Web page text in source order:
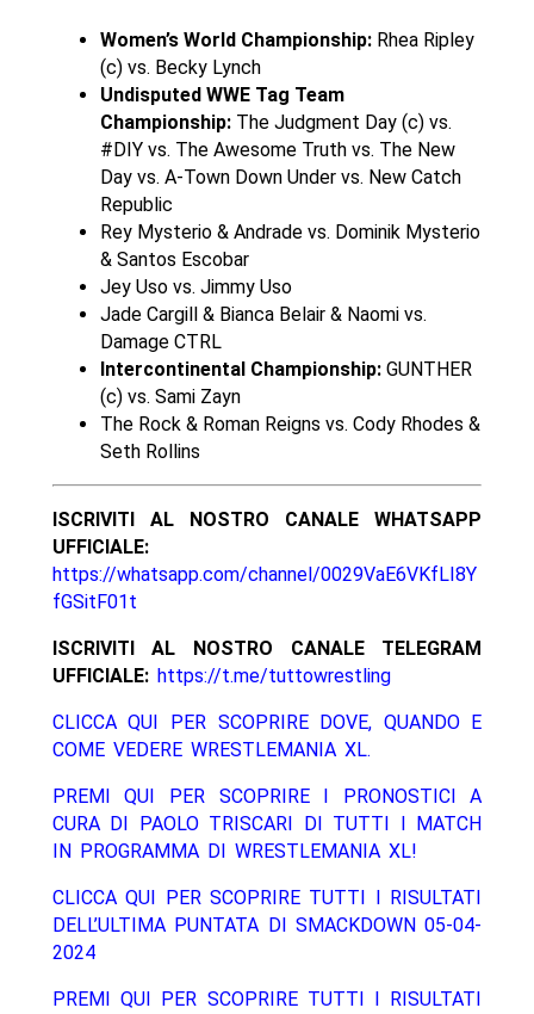
Women’s World Championship:Rhea Ripley
(c) vs. Becky Lynch
Undisputed WWE Tag Team
Championship: The Judgment Day (c) vs.
#DIY vs. The Awesome Truth vs. The New
Day vs. A-Town Down Under vs. New Catch
Republic
Rey Mysterio & Andrade vs. Dominik Mysterio
& Santos Escobar
Jey Uso vs. Jimmy Uso
Jade Cargill & Bianca Belair & Naomi vs.
Damage CTRL
Intercontinental Championship:GUNTHER
(c) vs. Sami Zayn
The Rock & Roman Reigns vs. Cody Rhodes &
Seth Rollins
ISCRIVITI AL NOSTRO CANALE WHATSAPP
UFFICIALE:
https://whatsapp.com/channel/0029VaE6VKfLI8Y
fGSitF01t
ISCRIVITI AL NOSTRO CANALE TELEGRAM
UFFICIALE: https://t.me/tuttowrestling
CLICCA QUI PER SCOPRIRE DOVE, QUANDO E
COME VEDERE WRESTLEMANIA XL.
PREMI QUI PER SCOPRIRE I PRONOSTICI A
CURA DI PAOLO TRISCARI DI TUTTI I MATCH
IN PROGRAMMA DI WRESTLEMANIA XL!
CLICCA QUI PER SCOPRIRE TUTTI I RISULTATI
DELL’ULTIMA PUNTATA DI SMACKDOWN 05-04-
2024
PREMI QUI PER SCOPRIRE TUTTI I RISULTATI